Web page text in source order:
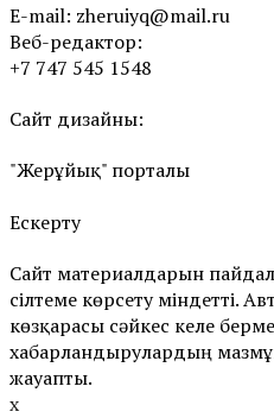
E-mail: zheruiyq@mail.ru
Веб-редактор:
+7 747 545 1548
Сайт дизайны:
"Жерұйық" порталы
Ескерту
Сайт материалдарын
сілтеме көрсету міндетті.
көзқарасы сәйкес келе
хабарландырулардың
жауапты.
x